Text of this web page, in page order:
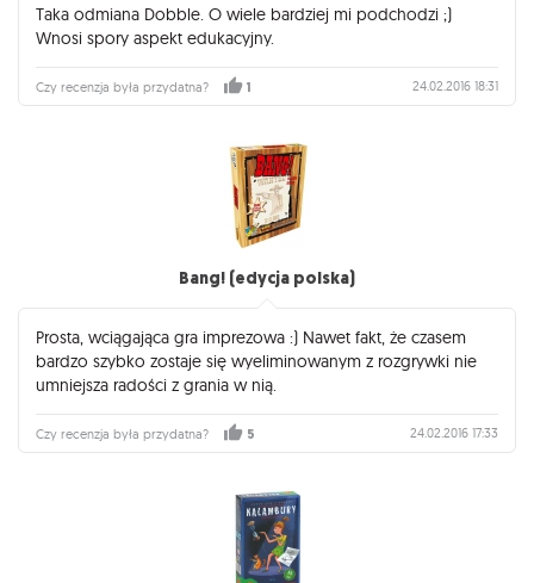
Taka odmiana Dobble. O wiele bardziej mi podchodzi ;)
Wnosi spory aspekt edukacyjny.
Czy recenzja była przydatna? 1 24.02.2016 18:31
Bang! (edycja polska)
Prosta, wciągająca gra imprezowa :) Nawet fakt, że czasem
bardzo szybko zostaje się wyeliminowanym z rozgrywki nie
umniejsza radości z grania w nią.
Czy recenzja była przydatna? 5 24.02.2016 17:33